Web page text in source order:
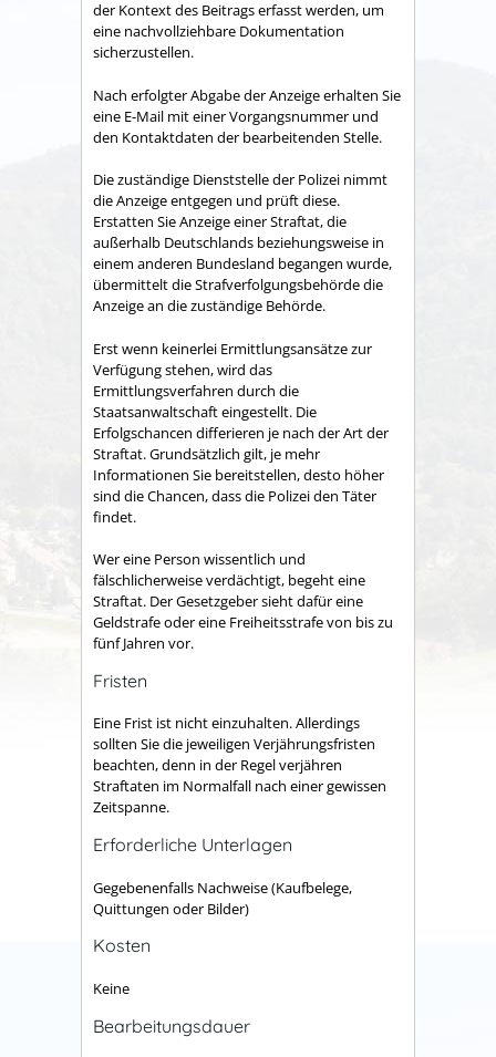
der Kontext des Beitrags erfasst werden, um
eine nachvollziehbare Dokumentation
sicherzustellen.
Nach erfolgter Abgabe der Anzeige erhalten Sie
eine E-Mail mit einer Vorgangsnummer und
den Kontaktdaten der bearbeitenden Stelle.
Die zuständige Dienststelle der Polizei nimmt
die Anzeige entgegen und prüft diese.
Erstatten Sie Anzeige einer Straftat, die
außerhalb Deutschlands beziehungsweise in
einem anderen Bundesland begangen wurde,
übermittelt die Strafverfolgungsbehörde die
Anzeige an die zuständige Behörde.
Erst wenn keinerlei Ermittlungsansätze zur
Verfügung stehen, wird das
Ermittlungsverfahren durch die
Staatsanwaltschaft eingestellt. Die
Erfolgschancen differieren je nach der Art der
Straftat. Grundsätzlich gilt, je mehr
Informationen Sie bereitstellen, desto höher
sind die Chancen, dass die Polizei den Täter
findet.
Wer eine Person wissentlich und
fälschlicherweise verdächtigt, begeht eine
Straftat. Der Gesetzgeber sieht dafür eine
Geldstrafe oder eine Freiheitsstrafe von bis zu
fünf Jahren vor.
Fristen
Eine Frist ist nicht einzuhalten. Allerdings
sollten Sie die jeweiligen Verjährungsfristen
beachten, denn in der Regel verjähren
Straftaten im Normalfall nach einer gewissen
Zeitspanne.
Erforderliche Unterlagen
Gegebenenfalls Nachweise (Kaufbelege,
Quittungen oder Bilder)
Kosten
Keine
Bearbeitungsdauer